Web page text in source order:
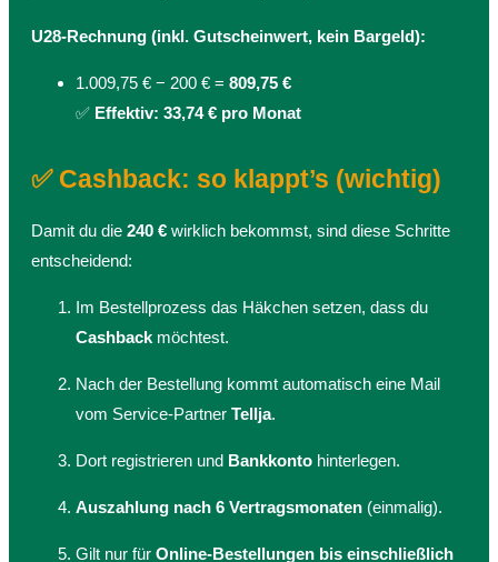
U28-Rechnung (inkl. Gutscheinwert, kein Bargeld):
1.009,75 € − 200 € = 809,75 €
✅ Effektiv: 33,74 € pro Monat
✅ Cashback: so klappt’s (wichtig)
Damit du die 240 € wirklich bekommst, sind diese Schritte
entscheidend:
Im Bestellprozess das Häkchen setzen, dass du
Cashback möchtest.
Nach der Bestellung kommt automatisch eine Mail
vom Service-Partner Tellja.
Dort registrieren und Bankkonto hinterlegen.
Auszahlung nach 6 Vertragsmonaten (einmalig).
Gilt nur für Online-Bestellungen bis einschließlich